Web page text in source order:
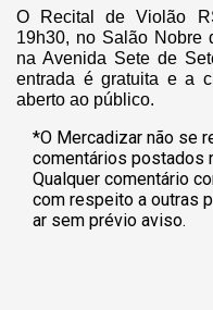
O Recital de Violão
19h30, no Salão Nobre
na Avenida Sete de
entrada é gratuita e a
aberto ao público.
*O Mercadizar não se
comentários postados
Qualquer comentário
com respeito a outras
ar sem prévio aviso.